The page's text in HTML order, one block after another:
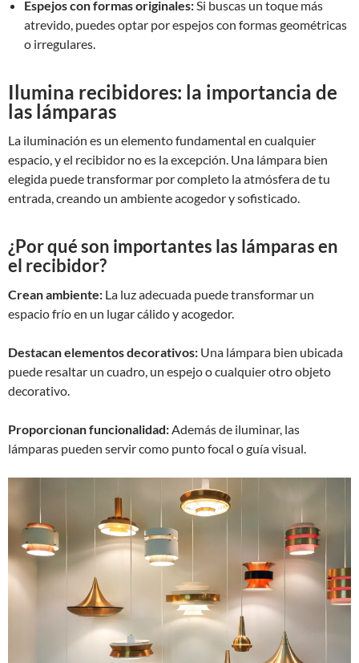
Espejos con formas originales:Si buscas un toque más
atrevido, puedes optar por espejos con formas geométricas
o irregulares.
Ilumina recibidores: la importancia de
las lámparas
La iluminación es un elemento fundamental en cualquier
espacio, y el recibidor no es la excepción. Una lámpara bien
elegida puede transformar por completo la atmósfera de tu
entrada, creando un ambiente acogedor y sofisticado.
¿Por qué son importantes las lámparas en
el recibidor?
Crean ambiente: La luz adecuada puede transformar un
espacio frío en un lugar cálido y acogedor.
Destacan elementos decorativos: Una lámpara bien ubicada
puede resaltar un cuadro, un espejo o cualquier otro objeto
decorativo.
Proporcionan funcionalidad:Además de iluminar, las
lámparas pueden servir como punto focal o guía visual.